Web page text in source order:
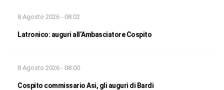
8 Agosto 2026 - 08:02
Latronico: auguri all’Ambasciatore Cospito
8 Agosto 2026 - 08:00
Cospito commissario Asi, gli auguri di Bardi